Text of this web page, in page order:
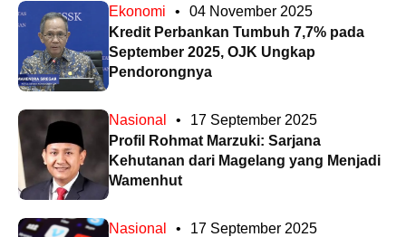
Ekonomi •
04 November 2025
Kredit Perbankan Tumbuh 7,7% pada
September 2025, OJK Ungkap
Pendorongnya
Nasional •
17 September 2025
Profil Rohmat Marzuki: Sarjana
Kehutanan dari Magelang yang Menjadi
Wamenhut
Nasional •
17 September 2025